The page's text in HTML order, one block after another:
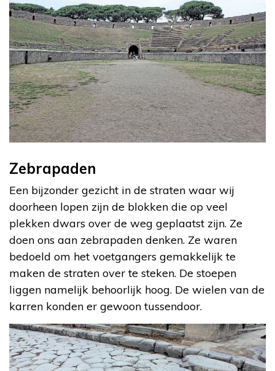
Zebrapaden
Een bijzonder gezicht in de straten waar wij
doorheen lopen zijn de blokken die op veel
plekken dwars over de weg geplaatst zijn. Ze
doen ons aan zebrapaden denken. Ze waren
bedoeld om het voetgangers gemakkelijk te
maken de straten over te steken. De stoepen
liggen namelijk behoorlijk hoog. De wielen van de
karren konden er gewoon tussendoor.